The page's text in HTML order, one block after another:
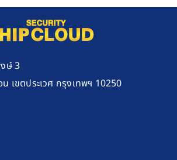
ษ์ 3
เขตประเวศ กรุงเทพฯ 10250